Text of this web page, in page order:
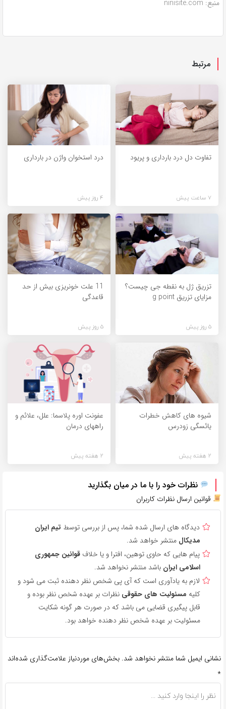
منبع: ninisite.com
مرتبط
تفاوت دل درد بارداری و پریود
7 ساعت پیش
درد استخوان واژن در بارداری
4 روز پیش
تزریق ژل به نقطه جی چیست؟
مزایای تزریق g point
5 روز پیش
11 علت خونریزی بیش از حد
قاعدگی
5 روز پیش
شیوه های کاهش خطرات
یائسگی زودرس
2 هفته پیش
عفونت اوره پلاسما: علل، علائم و
راههای درمان
2 هفته پیش
نظرات خود را با ما در میان بگذارید
قوانین ارسال نظرات کاربران
دیدگاه های ارسال شده شما، پس از بررسی توسط تیم ایران
مدیکال منتشر خواهد شد.
پیام هایی که حاوی توهین، افترا و یا خلاف قوانین جمهوری
اسلامی ایران باشد منتشر نخواهد شد.
لازم به یادآوری است که آی پی شخص نظر دهنده ثبت می شود و
کلیه مسئولیت های حقوقی نظرات بر عهده شخص نظر بوده و
قابل پیگیری قضایی می باشد که در صورت هر گونه شکایت
مسئولیت بر عهده شخص نظر دهنده خواهد بود.
نشانی ایمیل شما منتشر نخواهد شد. بخش‌های موردنیاز علامت‌گذاری شده‌اند
*